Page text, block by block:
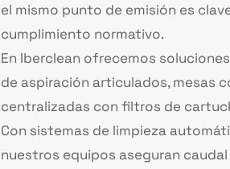
el mismo punto de emisión es
cumplimiento normativo.
En Iberclean ofrecemos
de aspiración articulados, mesas
centralizadas con filtros de
Con sistemas de limpieza
nuestros equipos aseguran